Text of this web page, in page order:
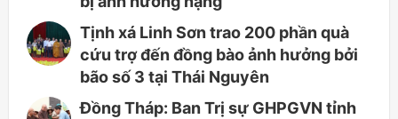
Tịnh xá Linh Sơn trao 200 phần quà
cứu trợ đến đồng bào ảnh hưởng bởi
bão số 3 tại Thái Nguyên
Đồng Tháp: Ban Trị sự GHPGVN tỉnh